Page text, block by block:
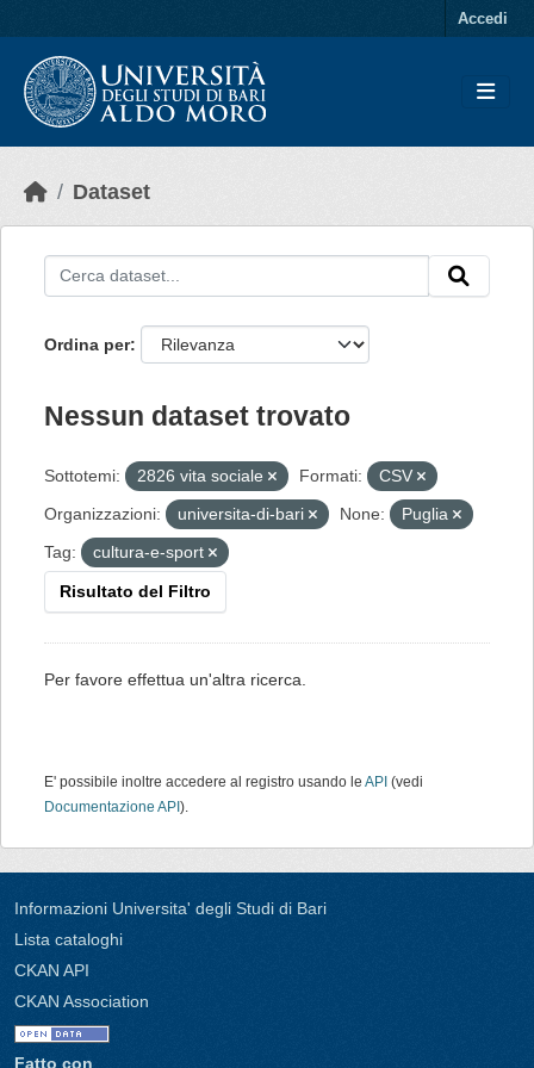
Accedi
Dataset
Ordina per
Nessun dataset trovato
Sottotemi: 2826 vita sociale Formati:
CSV
Organizzazioni:
universita-di-bari None:
Puglia
Tag:
cultura-e-sport
Risultato del Filtro
Per favore effettua un'altra ricerca.
E' possibile inoltre accedere al registro usando le API (vedi
Documentazione API ).
Informazioni Universita' degli Studi di Bari
Lista cataloghi
CKAN API
CKAN Association
Fatto con